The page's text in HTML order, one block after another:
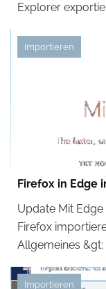
Explorer
Importieren
Firefox in Edge
Update Mit Edge
Firefox
Allgemeines
Importieren